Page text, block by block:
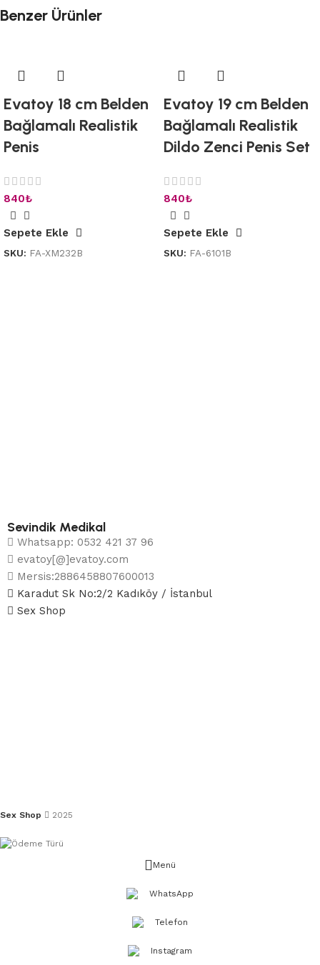
Benzer Ürünler
Evatoy 18 cm Belden
Bağlamalı Realistik
Penis
840₺
Sepete Ekle
SKU: FA-XM232B
Evatoy 19 cm Belden
Bağlamalı Realistik
Dildo Zenci Penis Set
840₺
Sepete Ekle
SKU: FA-6101B
Sevindik Medikal
Whatsapp: 0532 421 37 96
evatoy[@]evatoy.com
Mersis:2886458807600013
Karadut Sk No:2/2 Kadıköy / İstanbul
Sex Shop
Sex Shop 2025
Menü
WhatsApp
Telefon
Instagram